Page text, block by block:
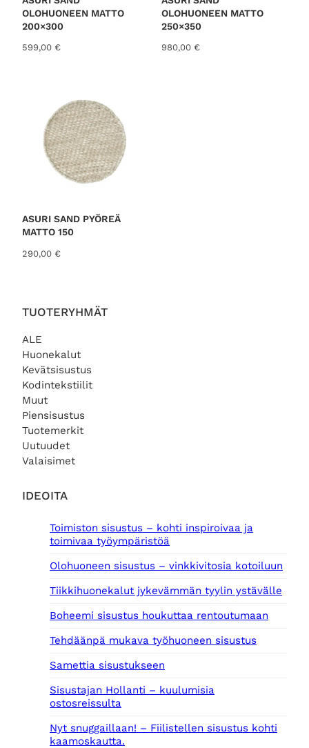
TUOTERYHMÄT
ALE
Huonekalut
Kevätsisustus
Kodintekstiilit
Muut
Piensisustus
Tuotemerkit
Uutuudet
Valaisimet
IDEOITA
Toimiston sisustus – kohti inspiroivaa ja
toimivaa työympäristöä
Olohuoneen sisustus – vinkkivitosia kotoiluun
Tiikkihuonekalut jykevämmän tyylin ystävälle
Boheemi sisustus houkuttaa rentoutumaan
Tehdäänpä mukava työhuoneen sisustus
Samettia sisustukseen
Sisustajan Hollanti – kuulumisia
ostosreissulta
Nyt snuggaillaan! – Fiilistellen sisustus kohti
kaamoskautta.
n
t
o
7
,
0
0
n
€
.
OLOHUONEEN MATTO
200×300
599,00 €
OLOHUONEEN MATTO
250×350
980,00 €
ASURI SAND PYÖREÄ
MATTO 150
290,00 €